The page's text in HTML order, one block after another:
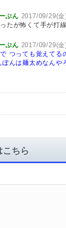
ぷん 2017/09/29(
たが怖くて手が打線
ぷん 2017/09/29(
つっても覚えてる
ぽんは麺太めなんや
こちら